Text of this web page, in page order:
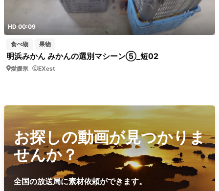
HD 00:09
食べ物 果物
明浜みかん みかんの選別マシーン⑤_短02
愛媛県 EXest
お探しの動画が見つかりま
せんか？
全国の放送局に素材依頼ができます。